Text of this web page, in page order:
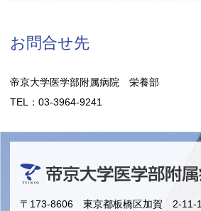
お問合せ先
帝京大学医学部附属病院 栄養部
TEL：03-3964-9241
〒173-8606 東京都板橋区加賀 2-11-1